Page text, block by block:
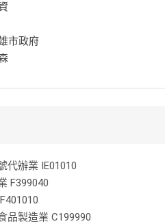
市政府
代辦業 IE01010
F399040
品製造業 C199990